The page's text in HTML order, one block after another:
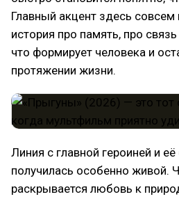
Главный акцент здесь совсем
история про память, про
что формирует человека и
протяжении жизни.
Линия с главной героиней и
получилась особенно живой.
раскрывается любовь к